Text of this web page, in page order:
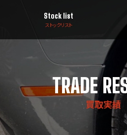
Stock list
ストックリスト
TRADE
買取実績